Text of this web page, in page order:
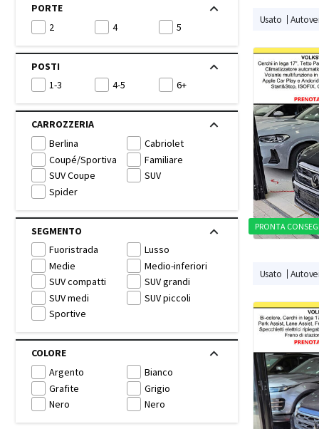
PORTE
2
4 5
POSTI
1-3
4-5 6+
CARROZZERIA
Berlina
Cabriolet
Coupé/Sportiva
Familiare
SUV Coupe
SUV
Spider
SEGMENTO
Fuoristrada
Lusso
Medie
Medio-inferiori
SUV compatti
SUV grandi
SUV medi
SUV piccoli
Sportive
COLORE
Argento
Bianco
Grafite
Grigio
Nero
Nero
Usato
PRONTA
Usato